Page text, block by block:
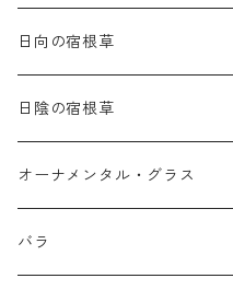
日向の宿根草
ア行
アガパンツス
アキレア
カ行
カラミンタ
サ行
日陰の宿根草
ア行
アクタエア
カ行
オーナメンタル・グラス
ア行
バラ